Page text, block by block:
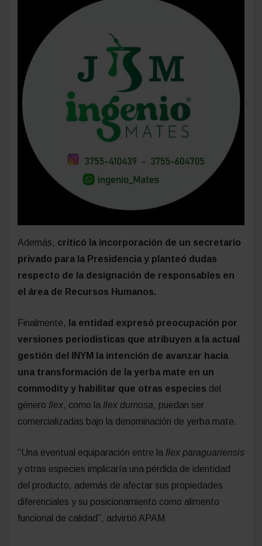
Además, criticó la incorporación de un secretario
privado para la Presidencia y planteó dudas
respecto de la designación de responsables en
el área de Recursos Humanos.
Finalmente,
la entidad expresó preocupación por
versiones periodísticas que atribuyen a la actual
gestión del INYM la intención de avanzar hacia
una transformación de la yerba mate en un
commodity y habilitar que otras especies del
género Ilex, como la Ilex dumosa, puedan ser
comercializadas bajo la denominación de yerba mate.
“Una eventual equiparación entre la Ilex paraguariensis
y otras especies implicaría una pérdida de identidad
del producto, además de afectar sus propiedades
diferenciales y su posicionamiento como alimento
funcional de calidad”, advirtió APAM